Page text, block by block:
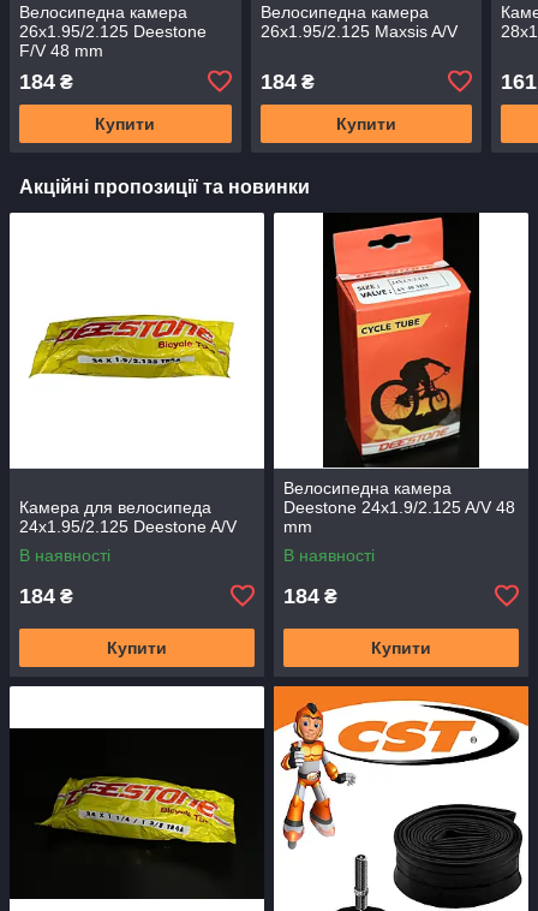
Велосипедна камера
26x1.95/2.125 Deestone
F/V 48 mm
184 ₴
Купити
Велосипедна камера
26x1.95/2.125 Maxsis A/V
184₴
Купити
161
Акційні пропозиції та новинки
Камера для велосипеда
24x1.95/2.125 Deestone A/V
В наявності
184 ₴
Купити
Велосипедна камера
Deestone 24x1.9/2.125 A/V 48
mm
В наявності
184 ₴
Купити